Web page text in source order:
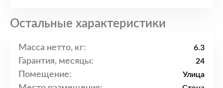
Остальные характеристики
Масса нетто, кг: 6.3
Гарантия, месяцы: 24
Помещение: Улица